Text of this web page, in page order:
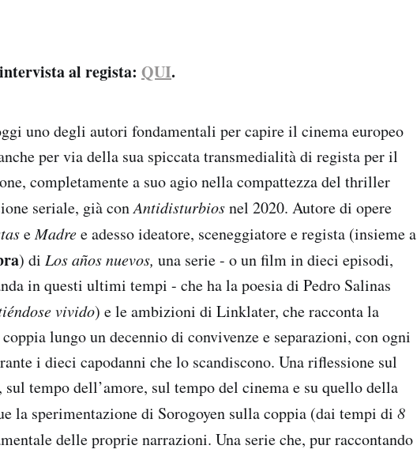
al regista: QUI.
uno degli autori fondamentali per capire il cinema europeo
per via della sua spiccata transmedialità di regista per il
completamente a suo agio nella compattezza del thriller
seriale, già conAntidisturbiosnel 2020. Autore di opere
eMadree adesso ideatore, sceneggiatore e regista (insieme a
) di Los años nuevos, una serie - o un film in dieci episodi,
in questi ultimi tempi - che ha la poesia di Pedro Salinas
vivido) e le ambizioni di Linklater, che racconta la
lungo un decennio di convivenze e separazioni, con ogni
i dieci capodanni che lo scandiscono. Una riflessione sul
tempo dell’amore, sul tempo del cinema e su quello della
la sperimentazione di Sorogoyen sulla coppia (dai tempi di 8
delle proprie narrazioni. Una serie che, pur raccontando